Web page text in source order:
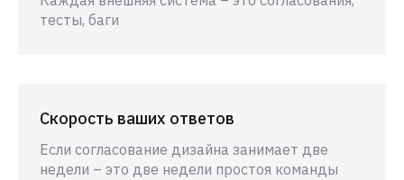
тесты, баги
Скорость ваших ответов
Если согласование дизайна занимает две
недели – это две недели простоя команды